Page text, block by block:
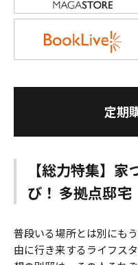
定期
【総力特集】
び！ 多拠点邸宅
普段いる場所とは別にも
由に行き来するライフス